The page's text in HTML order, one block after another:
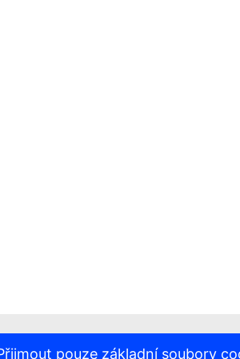
pouze základní soubory